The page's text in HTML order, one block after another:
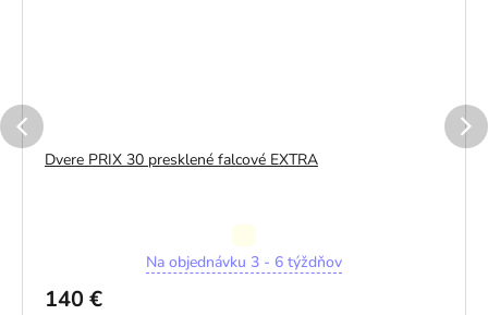
Dvere PRIX 30 presklené falcové EXTRA
hodnotenie
Na objednávku 3 - 6 týždňov
140 €